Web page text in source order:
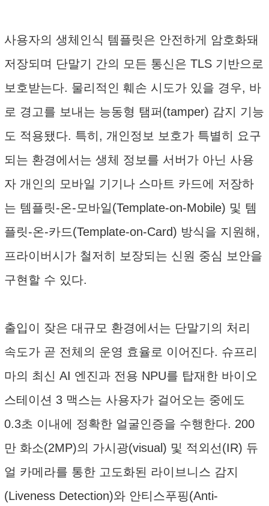
사용자의 생체인식 템플릿은 안전하게 암호화돼
저장되며 단말기 간의 모든 통신은 TLS 기반으로
보호받는다. 물리적인 훼손 시도가 있을 경우, 바
로 경고를 보내는 능동형 탬퍼(tamper) 감지 기능
도 적용됐다. 특히, 개인정보 보호가 특별히 요구
되는 환경에서는 생체 정보를 서버가 아닌 사용
자 개인의 모바일 기기나 스마트 카드에 저장하
는 템플릿-온-모바일(Template-on-Mobile) 및 템
플릿-온-카드(Template-on-Card) 방식을 지원해,
프라이버시가 철저히 보장되는 신원 중심 보안을
구현할 수 있다.
출입이 잦은 대규모 환경에서는 단말기의 처리
속도가 곧 전체의 운영 효율로 이어진다. 슈프리
마의 최신 AI 엔진과 전용 NPU를 탑재한 바이오
스테이션 3 맥스는 사용자가 걸어오는 중에도
0.3초 이내에 정확한 얼굴인증을 수행한다. 200
만 화소(2MP)의 가시광(visual) 및 적외선(IR) 듀
얼 카메라를 통한 고도화된 라이브니스 감지
(Liveness Detection)와 안티스푸핑(Anti-